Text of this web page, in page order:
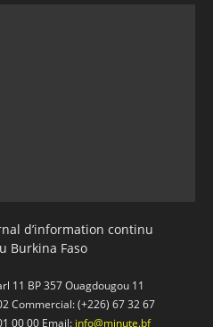
d’information continu
Burkina Faso
11 BP 357 Ouagdougou 11
Commercial: (+226) 67 32 67
00 00 Email: info@minute.bf